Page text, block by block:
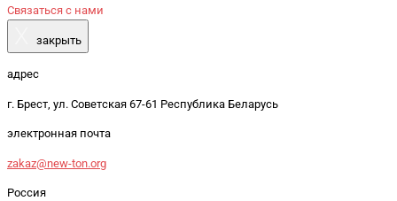
Связаться с нами
закрыть
адрес
г. Брест, ул. Советская 67-61 Республика Беларусь
электронная почта
zakaz@new-ton.org
Россия